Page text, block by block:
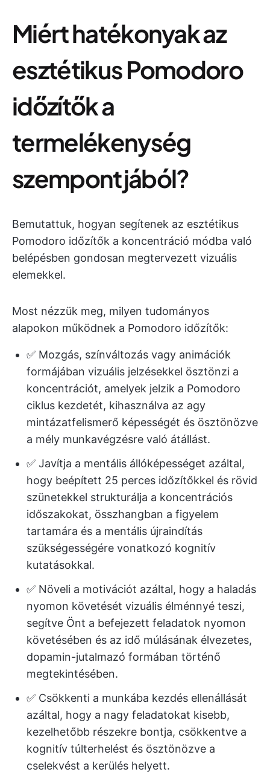
Miért hatékonyak az
esztétikus Pomodoro
időzítők a
termelékenység
szempontjából?
Bemutattuk, hogyan segítenek az esztétikus
Pomodoro időzítők a koncentráció módba való
belépésben gondosan megtervezett vizuális
elemekkel.
Most nézzük meg, milyen tudományos
alapokon működnek a Pomodoro időzítők:
✅ Mozgás, színváltozás vagy animációk
formájában vizuális jelzésekkel ösztönzi a
koncentrációt, amelyek jelzik a Pomodoro
ciklus kezdetét, kihasználva az agy
mintázatfelismerő képességét és ösztönözve
a mély munkavégzésre való átállást.
✅ Javítja a mentális állóképességet azáltal,
hogy beépített 25 perces időzítőkkel és rövid
szünetekkel strukturálja a koncentrációs
időszakokat, összhangban a figyelem
tartamára és a mentális újraindítás
szükségességére vonatkozó kognitív
kutatásokkal.
✅ Növeli a motivációt azáltal, hogy a haladás
nyomon követését vizuális élménnyé teszi,
segítve Önt a befejezett feladatok nyomon
követésében és az idő múlásának élvezetes,
dopamin-jutalmazó formában történő
megtekintésében.
✅ Csökkenti a munkába kezdés ellenállását
azáltal, hogy a nagy feladatokat kisebb,
kezelhetőbb részekre bontja, csökkentve a
kognitív túlterhelést és ösztönözve a
cselekvést a kerülés helyett.